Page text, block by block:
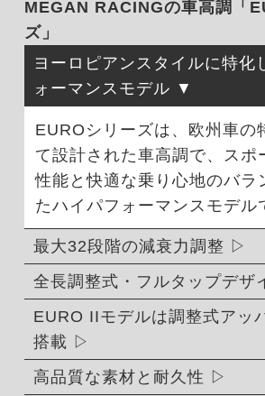
MEGAN RACINGの車高調「
ズ」
ヨーロピアンスタイルに特化
ォーマンスモデル
EUROシリーズは、欧州車の
て設計された車高調で、スポ
性能と快適な乗り心地のバラ
たハイパフォーマンスモデル
最大32段階の減衰力調整
全長調整式・フルタップデザ
EURO IIモデルは調整式アッ
搭載
高品質な素材と耐久性